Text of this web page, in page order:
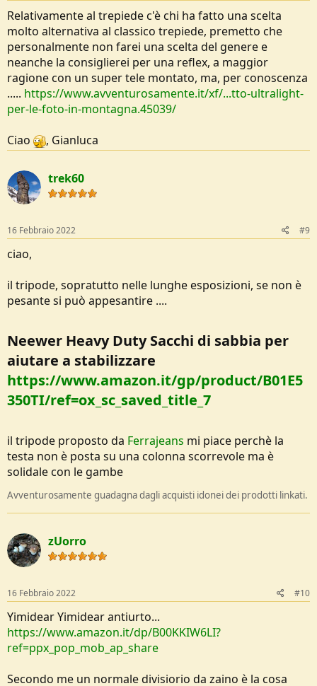
Relativamente al trepiede c'è chi ha fatto una scelta
molto alternativa al classico trepiede, premetto che
personalmente non farei una scelta del genere e
neanche la consiglierei per una reflex, a maggior
ragione con un super tele montato, ma, per conoscenza
..... https://www.avventurosamente.it/xf/...tto-ultralight-
per-le-foto-in-montagna.45039/
Ciao
, Gianluca
trek60
16 Febbraio 2022 #9
ciao,
il tripode, sopratutto nelle lunghe esposizioni, se non è
pesante si può appesantire ....
Neewer Heavy Duty Sacchi di sabbia per
aiutare a stabilizzare
https://www.amazon.it/gp/product/B01E5
350TI/ref=ox_sc_saved_title_7
il tripode proposto da Ferrajeans mi piace perchè la
testa non è posta su una colonna scorrevole ma è
solidale con le gambe
Avventurosamente guadagna dagli acquisti idonei dei prodotti linkati.
zUorro
16 Febbraio 2022 #10
Yimidear Yimidear antiurto...
https://www.amazon.it/dp/B00KKIW6LI?
ref=ppx_pop_mob_ap_share
Secondo me un normale divisiorio da zaino è la cosa